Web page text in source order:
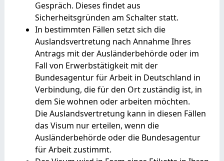
Gespräch. Dieses findet aus
Sicherheitsgründen am Schalter statt.
In bestimmten Fällen setzt sich die
Auslandsvertretung nach Annahme Ihres
Antrags mit der Ausländerbehörde oder im
Fall von Erwerbstätigkeit mit der
Bundesagentur für Arbeit in Deutschland in
Verbindung, die für den Ort zuständig ist, in
dem Sie wohnen oder arbeiten möchten.
Die Auslandsvertretung kann in diesen Fällen
das Visum nur erteilen, wenn die
Ausländerbehörde oder die Bundesagentur
für Arbeit zustimmt.